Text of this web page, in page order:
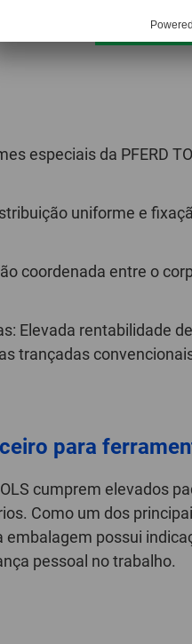
SAIBA MAIS
especiais da PFERD
uniforme e
coordenada entre o
Elevada rentabilidade
trançadas
para
cumprem elevados
Como um dos
possui
pessoal no trabalho.